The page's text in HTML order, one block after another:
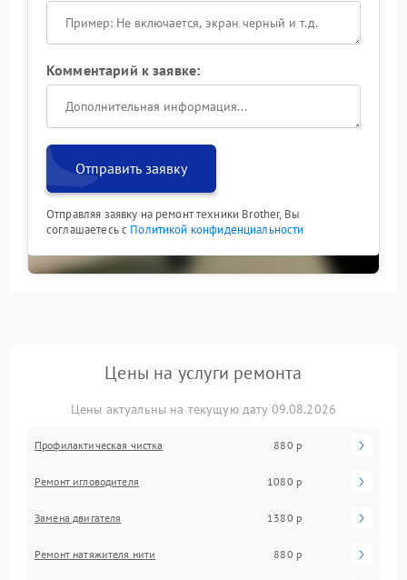
Комментарий к заявке:
Отправить заявку
Отправляя заявку на ремонт техники Brother, Вы
соглашаетесь с Политикой конфиденциальности
Цены на услуги ремонта
Цены актуальны на текущую дату 09.08.2026
Профилактическая чистка 880 р
Ремонт игловодителя 1080 р
Замена двигателя 1380 р
Ремонт натяжителя нити 880 р